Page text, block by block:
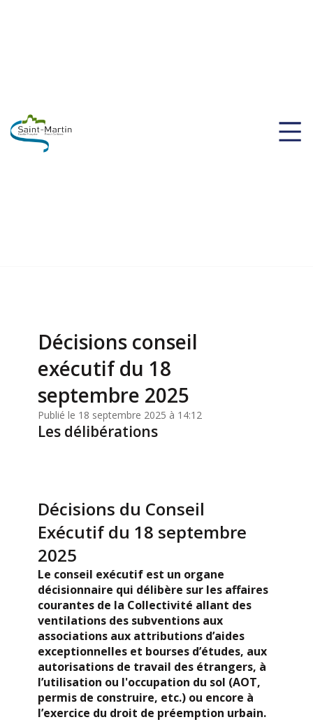
Décisions conseil
exécutif du 18
septembre 2025
Publié le 18 septembre 2025 à 14:12
Les délibérations
Décisions du Conseil
Exécutif du 18 septembre
2025
Le conseil exécutif est un organe
décisionnaire qui délibère sur les affaires
courantes de la Collectivité allant des
ventilations des subventions aux
associations aux attributions d’aides
exceptionnelles et bourses d’études, aux
autorisations de travail des étrangers, à
l’utilisation ou l'occupation du sol (AOT,
permis de construire, etc.) ou encore à
l’exercice du droit de préemption urbain.